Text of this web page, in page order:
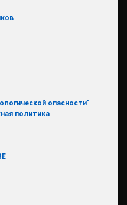
опасности"
политика